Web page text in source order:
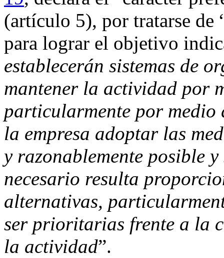
(artículo 5), por tratarse de
para lograr el objetivo
establecerán sistemas de
mantener la actividad por
particularmente por
la empresa adoptar las
y razonablemente posible
necesario resulta
alternativas,
ser prioritarias frente a la
la actividad”.